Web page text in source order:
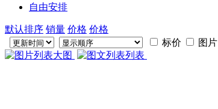
自由安排
默认排序 销量 价格 价格
标价
图片
大图
列表